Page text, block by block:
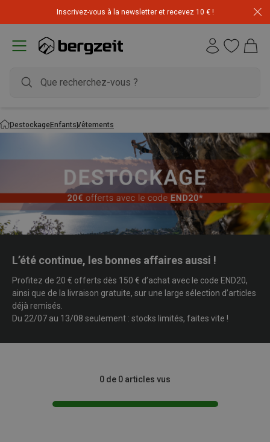
Inscrivez-vous à la newsletter et recevez 10 € !
DestockageEnfantsVêtements
L’été continue, les bonnes affaires aussi !
Profitez de 20 € offerts dès 150 € d’achat avec le code END20,
ainsi que de la livraison gratuite, sur une large sélection d’articles
déjà remisés.
Du 22/07 au 13/08 seulement : stocks limités, faites vite !
0 de 0 articles vus